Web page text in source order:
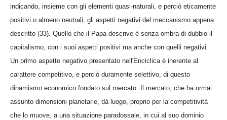
indicando, insieme con gli elementi quasi-naturali, e perciò eticamente
positivi o almeno neutrali, gli aspetti negativi del meccanismo appena
descritto (33). Quello che il Papa descrive è senza ombra di dubbio il
capitalismo, con i suoi aspetti positivi ma anche con quelli negativi.
Un primo aspetto negativo presentato nell'Enciclica è inerente al
carattere competitivo, e perciò duramente selettivo, di questo
dinamismo economico fondato sul mercato. Il mercato, che ha ormai
assunto dimensioni planetarie, dà luogo, proprio per la competitività
che lo muove, a una situazione paradossale, in cui al suo dominio